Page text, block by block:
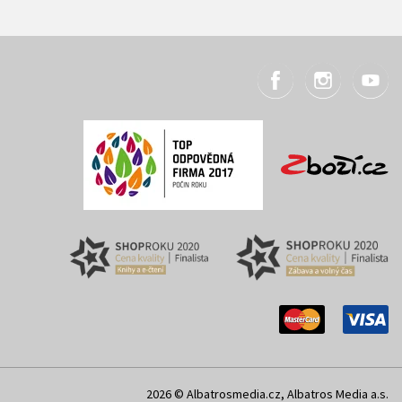
2026 © Albatrosmedia.cz, Albatros Media a.s.